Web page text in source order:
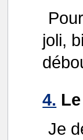
joli,
4.
Je